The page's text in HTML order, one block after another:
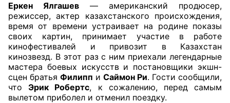
Еркен Ялгашев — американский продюсер,
режиссер, актер казахстанского происхождения,
время от времени устраивает на родине показы
своих картин, принимает участие в работе
кинофестивалей и привозит в Казахстан
кинозвезд. В этот раз с ним приехали легендарные
мастера боевых искусств и постановщики экшн-
сцен братья Филипп и Саймон Ри. Гости сообщили,
что Эрик Робертс, к сожалению, перед самым
вылетом приболел и отменил поездку.